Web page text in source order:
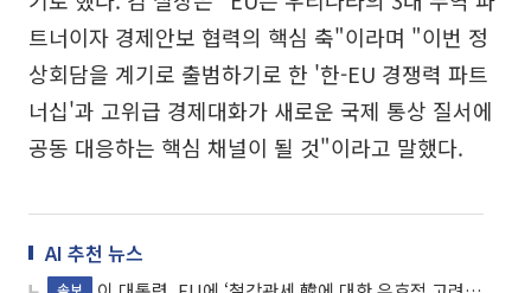
트너이자 경제안보 협력의 핵심 축"이라며 "이번 정
상회담을 계기로 출범하기로 한 '한-EU 경쟁력 파트
너십'과 고위급 경제대화가 새로운 국제 통상 질서에
공동 대응하는 핵심 채널이 될 것"이라고 말했다.
AI 추천 뉴스
속보